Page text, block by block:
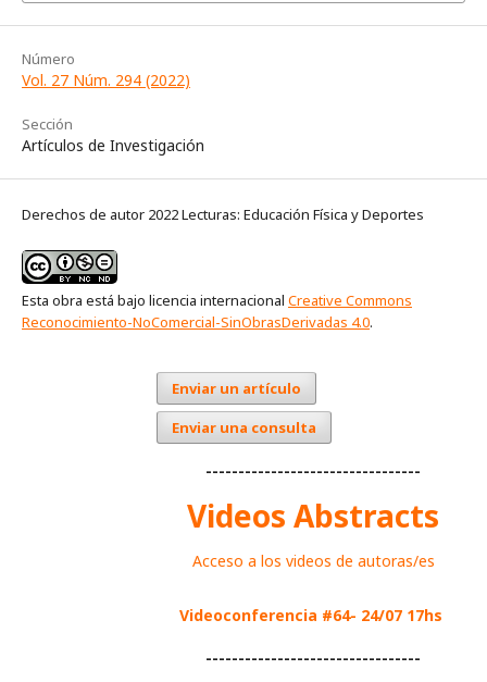
Número
Vol. 27 Núm. 294 (2022)
Sección
Artículos de Investigación
Derechos de autor 2022 Lecturas: Educación Física y Deportes
Esta obra está bajo licencia internacional Creative Commons
Reconocimiento-NoComercial-SinObrasDerivadas 4.0.
Enviar un artículo
Enviar una consulta
---------------------------------
Videos Abstracts
Acceso a los videos de autoras/es
Videoconferencia #64- 24/07 17hs
---------------------------------